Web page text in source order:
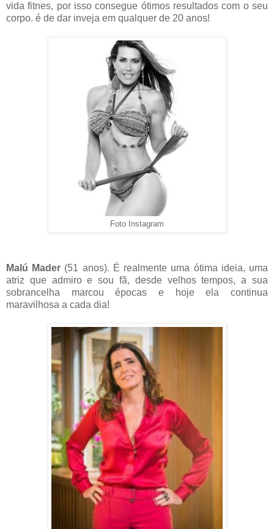
vida fitnes, por isso consegue ótimos resultados com o seu
corpo. é de dar inveja em qualquer de 20 anos!
Foto Instagram
Malú Mader (51 anos). É realmente uma ótima ideia, uma
atriz que admiro e sou fã, desde velhos tempos, a sua
sobrancelha marcou épocas e hoje ela continua
maravilhosa a cada dia!